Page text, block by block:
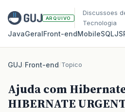
ARQUIVO
Discussoes
Tecnologia
JavaGeralFront‑endMobileSQLJS
GUJ/Front-end/Topico
Ajuda com
HIBERNATE